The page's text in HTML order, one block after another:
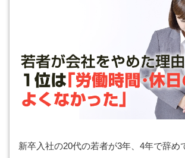
新卒入社の20代の若者が3年、4年で辞め